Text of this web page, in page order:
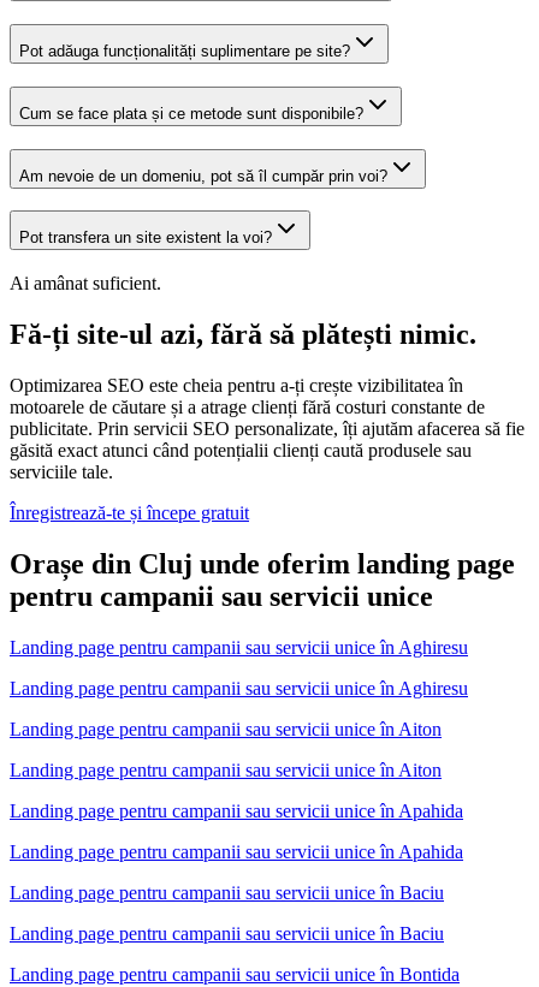
Pot adăuga funcționalități suplimentare pe site?
Cum se face plata și ce metode sunt disponibile?
Am nevoie de un domeniu, pot să îl cumpăr prin voi?
Pot transfera un site existent la voi?
Ai amânat suficient.
Fă-ți site-ul azi, fără să plătești nimic.
Optimizarea SEO este cheia pentru a-ți crește vizibilitatea în
motoarele de căutare și a atrage clienți fără costuri constante de
publicitate. Prin servicii SEO personalizate, îți ajutăm afacerea să fie
găsită exact atunci când potențialii clienți caută produsele sau
serviciile tale.
Înregistrează-te și începe gratuit
Orașe din Cluj unde oferim landing page
pentru campanii sau servicii unice
Landing page pentru campanii sau servicii uniceîn Aghiresu
Landing page pentru campanii sau servicii unice în Aghiresu
Landing page pentru campanii sau servicii uniceîn Aiton
Landing page pentru campanii sau servicii unice în Aiton
Landing page pentru campanii sau servicii uniceîn Apahida
Landing page pentru campanii sau servicii unice în Apahida
Landing page pentru campanii sau servicii uniceîn Baciu
Landing page pentru campanii sau servicii unice în Baciu
Landing page pentru campanii sau servicii uniceîn Bontida